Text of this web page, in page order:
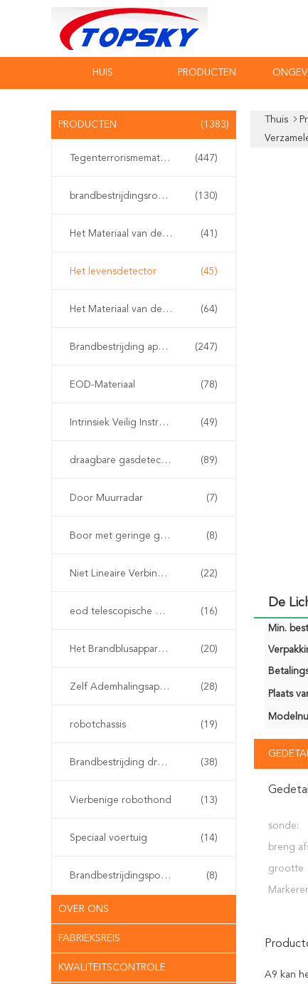
HUIS PRODUCTEN
PRODUCTEN (1383)
Tegenterrorismemateriaal (447)
brandbestrijdingsrobot (130)
Het Materiaal van de waterredding (41)
Het levensdetector (45)
Het Materiaal van de aardbevingsredding (64)
Brandbestrijding apparatuur (247)
EOD-Materiaal (78)
Intrinsiek Veilig Instrument (49)
draagbare gasdetector (89)
Door Muurradar (7)
Boor met geringe geluidssterkte (8)
Niet Lineaire Verbindingsdetector (22)
eod telescopische manipulator (16)
Het Brandblusapparaat van de watermist (20)
Zelf Ademhalingsapparaten (28)
robotchassis (19)
Brandbestrijding drone (38)
Vierbenige robothond (13)
Speciaal voertuig (14)
Brandbestrijdingspomp (8)
OVER ONS
FABRIEKSREIS
KWALITEITSCONTROLE
Thuis
De
Min.
Plaats
sonde:
breng
A9 kan